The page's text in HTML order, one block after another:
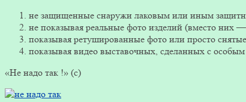
не защищенные снаружи лаковым или иным
не показывая реальные фото изделий (вместо них
показывая ретушированные фото или просто
показывая видео выставочных, сделанных с
«Не надо так !» (с)